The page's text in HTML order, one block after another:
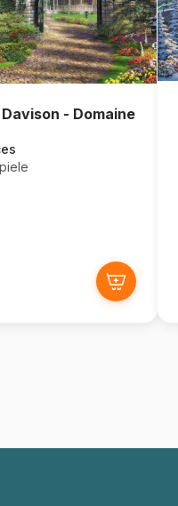
- Domaine